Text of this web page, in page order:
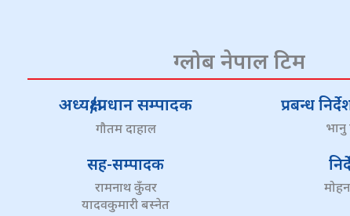
ग्लोब नेपाल टिम
अध्यक्ष/प्रधान सम्पादक
गौतम दाहाल
प्रबन्ध
भानु
सह-सम्पादक
रामनाथ कुँवर
यादवकुमारी बस्नेत